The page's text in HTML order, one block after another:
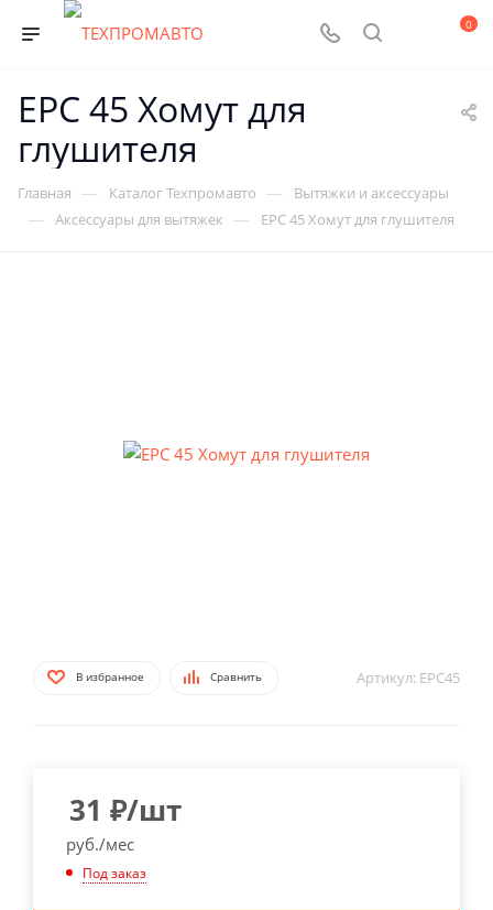
0
EPC 45 Хомут для
глушителя
Главная — Каталог Техпромавто — Вытяжки и аксессуары
— Аксессуары для вытяжек — EPC 45 Хомут для глушителя
В избранное Сравнить Артикул: EPC45
31 ₽/шт
руб./мес
Под заказ